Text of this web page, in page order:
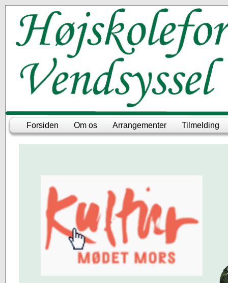
Forsiden Om os Arrangementer Tilmelding